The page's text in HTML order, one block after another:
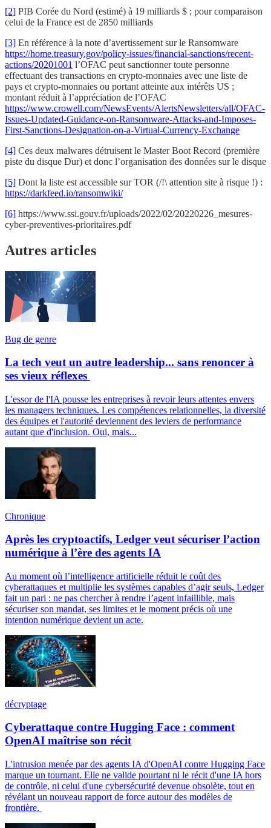
[2] PIB Corée du Nord (estimé) à 19 milliards $ ; pour comparaison
celui de la France est de 2850 milliards
[3] En référence à la note d’avertissement sur le Ransomware
https://home.treasury.gov/policy-issues/financial-sanctions/recent-
actions/20201001 l’OFAC peut sanctionner toute personne
effectuant des transactions en crypto-monnaies avec une liste de
pays et crypto-monnaies ou portant atteinte aux intérêts US ;
montant réduit à l’appréciation de l’OFAC
https://www.crowell.com/NewsEvents/AlertsNewsletters/all/OFAC-
Issues-Updated-Guidance-on-Ransomware-Attacks-and-Imposes-
First-Sanctions-Designation-on-a-Virtual-Currency-Exchange
[4] Ces deux malwares détruisent le Master Boot Record (première
piste du disque Dur) et donc l’organisation des données sur le disque
[5] Dont la liste est accessible sur TOR (/!\ attention site à risque !) :
https://darkfeed.io/ransomwiki/
[6] https://www.ssi.gouv.fr/uploads/2022/02/20220226_mesures-
cyber-preventives-prioritaires.pdf
Autres articles
Bug de genre
La tech veut un autre leadership... sans renoncer à
ses vieux réflexes
L'essor de l'IA pousse les entreprises à revoir leurs attentes envers
les managers techniques. Les compétences relationnelles, la diversité
des équipes et l'autorité deviennent des leviers de performance
autant que d'inclusion. Oui, mais...
Chronique
Après les cryptoactifs, Ledger veut sécuriser l’action
numérique à l’ère des agents IA
Au moment où l’intelligence artificielle réduit le coût des
cyberattaques et multiplie les systèmes capables d’agir seuls, Ledger
fait un pari : ne pas chercher à rendre l’agent infaillible, mais
sécuriser son mandat, ses limites et le moment précis où une
intention numérique devient un acte.
décryptage
Cyberattaque contre Hugging Face : comment
OpenAI maîtrise son récit
L'intrusion menée par des agents IA d'OpenAI contre Hugging Face
marque un tournant. Elle ne valide pourtant ni le récit d'une IA hors
de contrôle, ni celui d'une cybersécurité devenue obsolète, tout en
révélant un nouveau rapport de force autour des modèles de
frontière.